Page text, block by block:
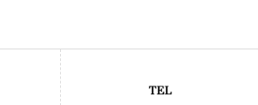
TEL